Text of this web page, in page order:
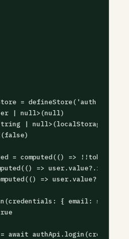
= defineStore('auth', ()
| null>(null)
|
= computed(() =>
=>
=> user.value?.name
{ email: string;
await